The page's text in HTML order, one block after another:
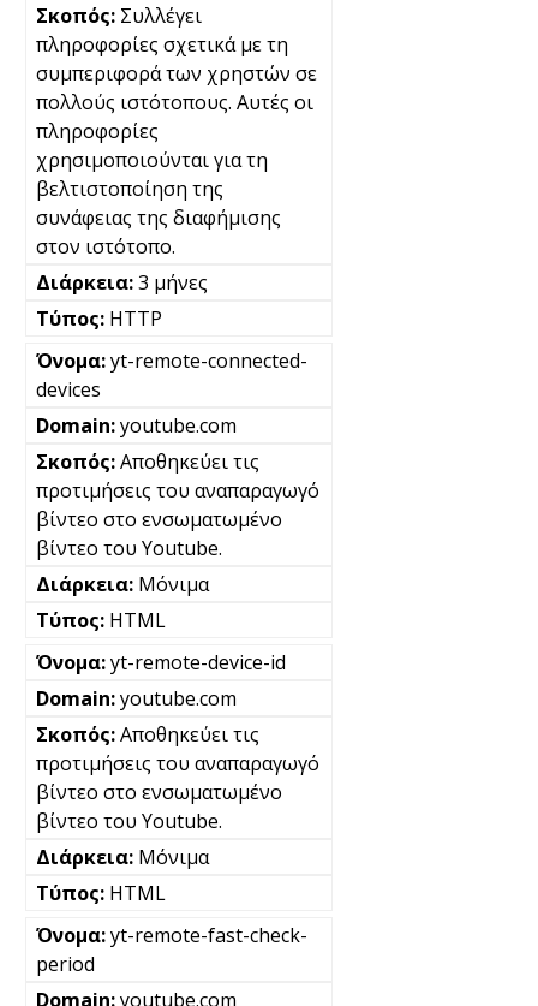
Συλλέγει
πληροφορίες σχετικά με τη
συμπεριφορά των χρηστών σε
πολλούς ιστότοπους. Αυτές οι
πληροφορίες
χρησιμοποιούνται για τη
βελτιστοποίηση της
συνάφειας της διαφήμισης
στον ιστότοπο.
3 μήνες
HTTP
yt-remote-connected-
devices
youtube.com
Αποθηκεύει τις
προτιμήσεις του αναπαραγωγό
βίντεο στο ενσωματωμένο
βίντεο του Youtube.
Μόνιμα
HTML
yt-remote-device-id
youtube.com
Αποθηκεύει τις
προτιμήσεις του αναπαραγωγό
βίντεο στο ενσωματωμένο
βίντεο του Youtube.
Μόνιμα
HTML
yt-remote-fast-check-
period
youtube.com